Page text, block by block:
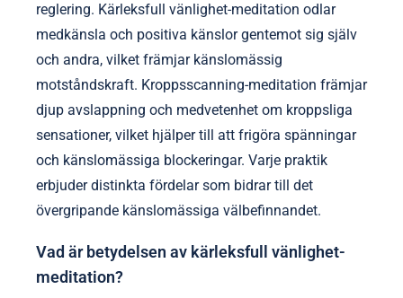
reglering. Kärleksfull vänlighet-meditation odlar
medkänsla och positiva känslor gentemot sig själv
och andra, vilket främjar känslomässig
motståndskraft. Kroppsscanning-meditation främjar
djup avslappning och medvetenhet om kroppsliga
sensationer, vilket hjälper till att frigöra spänningar
och känslomässiga blockeringar. Varje praktik
erbjuder distinkta fördelar som bidrar till det
övergripande känslomässiga välbefinnandet.
Vad är betydelsen av kärleksfull vänlighet-
meditation?